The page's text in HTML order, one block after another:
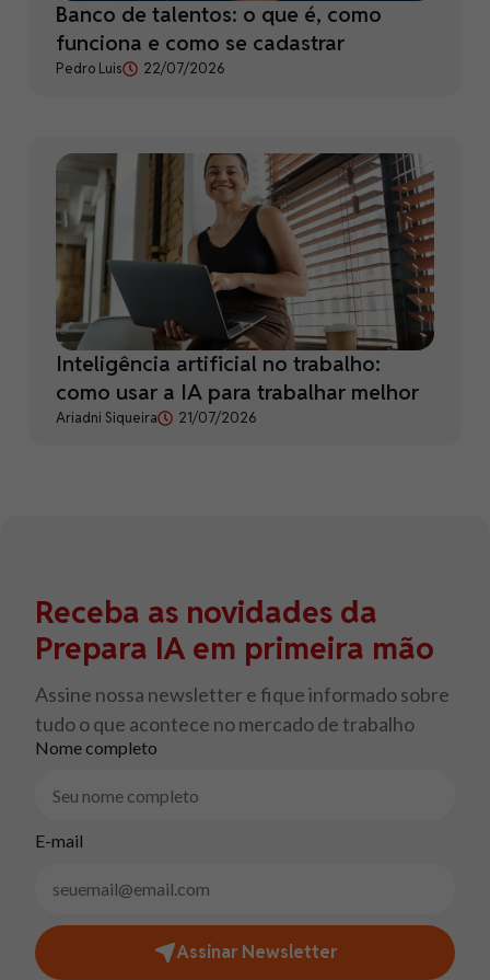
Banco de talentos: o que é, como
funciona e como se cadastrar
Pedro Luis 22/07/2026
Inteligência artificial no trabalho:
como usar a IA para trabalhar melhor
Ariadni Siqueira 21/07/2026
Receba as novidades da
Prepara IA em primeira mão
Assine nossa newsletter e fique informado sobre
tudo o que acontece no mercado de trabalho
Nome completo
E-mail
Assinar Newsletter